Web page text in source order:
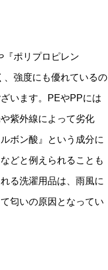
ポリプロピレン
、強度にも優れているの
います。PEやPPには
紫外線によって劣化
ボン酸』という成分に
どと例えられることも
る洗濯用品は、雨風に
匂いの原因となってい